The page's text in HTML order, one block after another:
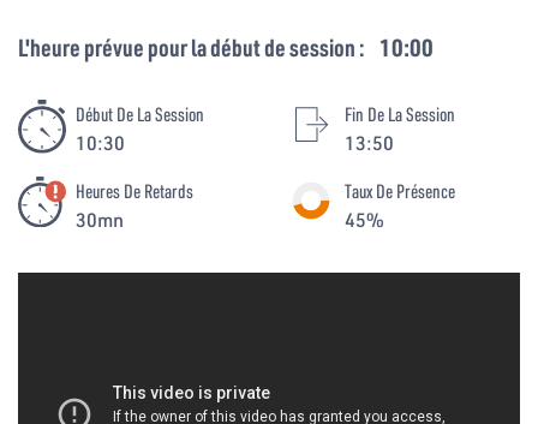
L'heure prévue pour la début de session : 10:00
Début De La Session
10:30
Fin De La Session
13:50
Heures De Retards
30mn
Taux De Présence
45%